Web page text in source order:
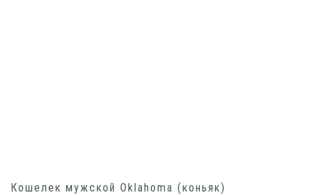
Кошелек мужской Oklahoma (коньяк)